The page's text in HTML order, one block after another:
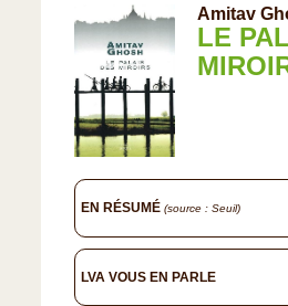
Amitav
LE
EN RÉSUMÉ (source : Seuil)
LVA VOUS EN PARLE